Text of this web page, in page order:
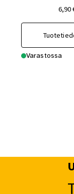
6,90
Varastossa